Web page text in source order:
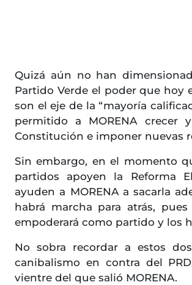
Quizá aún no han
Partido Verde el poder que hoy
son el eje de la “mayoría
permitido a MORENA crecer
Constitución e imponer nuevas
Sin embargo, en el momento
partidos apoyen la Reforma
ayuden a MORENA a sacarla
habrá marcha para atrás, pues
empoderará como partido y los
No sobra recordar a estos
canibalismo en contra del
vientre del que salió MORENA.